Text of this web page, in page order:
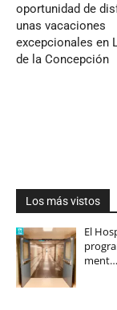
oportunidad de
unas vacaciones
excepcionales en
de la Concepción
Los más vistos
El
ment…